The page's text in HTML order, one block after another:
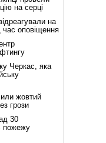
на серці
на
час оповіщення
Черкас, яка
жовтий
грози
30
пожежу